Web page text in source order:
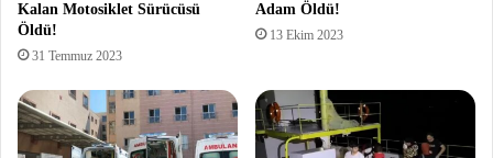
Kalan Motosiklet Sürücüsü
Öldü!
31 Temmuz 2023
Adam Öldü!
13 Ekim 2023